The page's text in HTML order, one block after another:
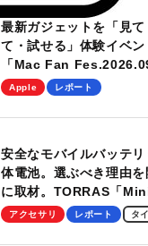
最新ガジェットを「見て
て・試せる」体験イベン
「Mac Fan
を、9月26日（土）に開
Apple レポート
安全なモバイルバッテリ
体電池。選ぶべき理由を
に取材。TORRAS「
Pro」の実機レビューも
アクセサリ レポート タ